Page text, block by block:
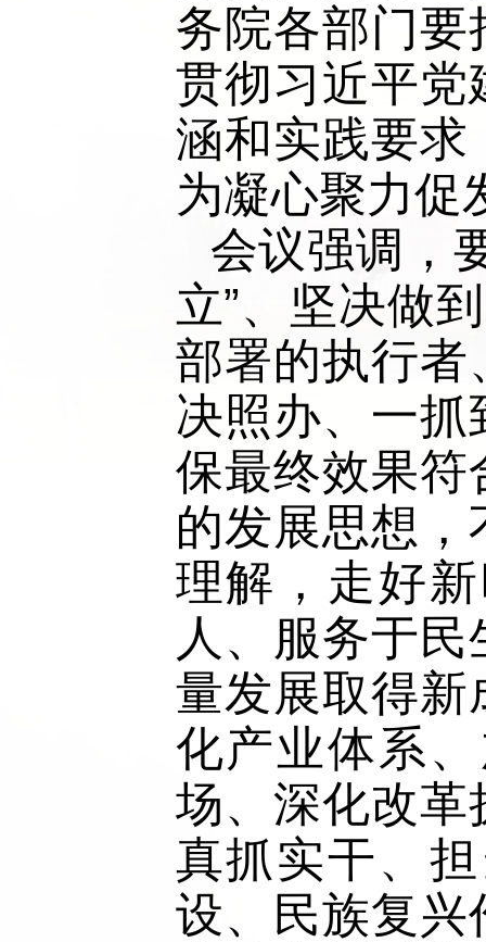
务院各部门
贯彻习近平党
涵和实践要求
为凝心聚力促
会议强调，
立”、坚决做
部署的执行者
决照办、一
保最终效果符
的发展思想
理解，走好
人、服务于
量发展取得新
化产业体系
场、深化改革
真抓实干、
设、民族复兴